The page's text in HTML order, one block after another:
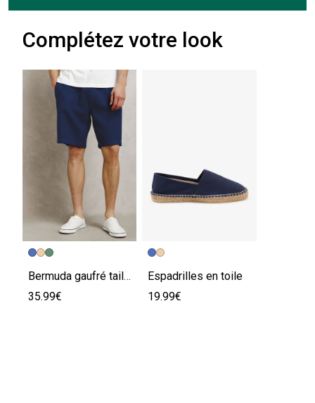
Complétez votre look
Bermuda gaufré taille élastiquée
35.99€
Espadrilles en toile
19.99€